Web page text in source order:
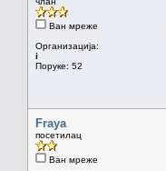
Ван мреже
Организација:
i
Поруке: 52
Fraya
посетилац
Ван мреже